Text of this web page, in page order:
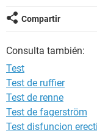
GLOSARIO
Compartir
Consulta también:
Test
Test de ruffier
Test de renne
Test de fagerström
Test disfuncion